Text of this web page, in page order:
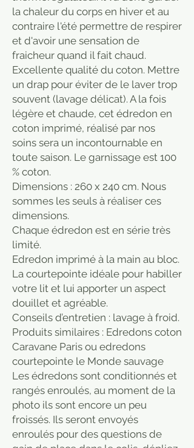
la chaleur du corps en hiver et au
contraire l'été permettre de respirer
et d'avoir une sensation de
fraicheur quand il fait chaud.
Excellente qualité du coton. Mettre
un drap pour éviter de le laver trop
souvent (lavage délicat). A la fois
légère et chaude, cet édredon en
coton imprimé, réalisé par nos
soins sera un incontournable en
toute saison. Le garnissage est 100
% coton.
Dimensions : 260 x 240 cm. Nous
sommes les seuls à réaliser ces
dimensions.
Chaque édredon est en série très
limité.
Edredon imprimé à la main au bloc.
La courtepointe idéale pour habiller
votre lit et lui apporter un aspect
douillet et agréable.
Conseils d’entretien : lavage à froid.
Produits similaires : Edredons coton
Caravane Paris ou edredons
courtepointe le Monde sauvage
Les édredons sont conditionnés et
rangés enroulés, au moment de la
photo ils sont encore un peu
froissés. Ils seront envoyés
enroulés pour des questions de